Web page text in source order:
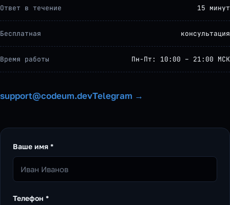
Ответ в течение 15 минут
Бесплатная консультация
Время работы Пн-Пт: 10:00 – 21:00 МСК
support@codeum.devTelegram →
Ваше имя *
Телефон *